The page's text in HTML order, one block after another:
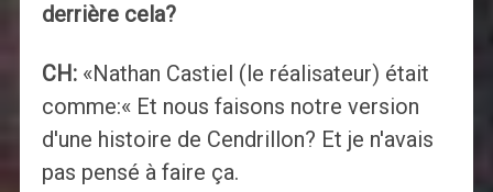
derrière cela?
CH:«Nathan Castiel (le réalisateur) était
comme:« Et nous faisons notre version
d'une histoire de Cendrillon? Et je n'avais
pas pensé à faire ça.